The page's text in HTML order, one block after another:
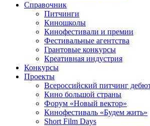
Справочник
Питчинги
Киношколы
Кинофестивали и премии
Фестивальные агентства
Грантовые конкурсы
Креативная индустрия
Конкурсы
Проекты
Всероссийский питчинг
Кино большой страны
Форум «Новый вектор»
Кинофестиваль «Будем жить»
Short Film Days